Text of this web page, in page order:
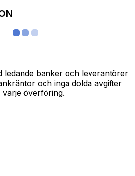
ledande banker och leverantörer
och inga dolda avgifter
varje överföring.